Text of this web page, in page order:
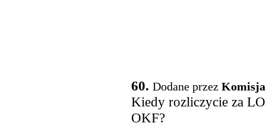
60. Dodane przez
Kiedy rozliczycie za
OKF?